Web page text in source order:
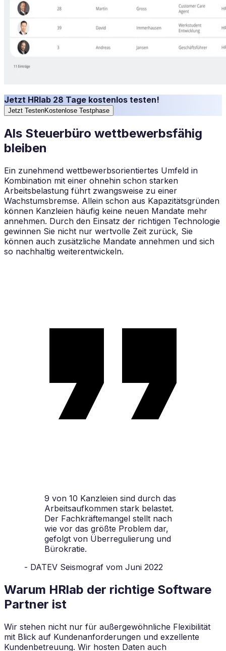
Jetzt HRlab 28 Tage kostenlos testen!
Jetzt TestenKostenlose Testphase
Als Steuerbüro wettbewerbsfähig
bleiben
Ein zunehmend wettbewerbsorientiertes Umfeld in
Kombination mit einer ohnehin schon starken
Arbeitsbelastung führt zwangsweise zu einer
Wachstumsbremse. Allein schon aus Kapazitätsgründen
können Kanzleien häufig keine neuen Mandate mehr
annehmen. Durch den Einsatz der richtigen Technologie
gewinnen Sie nicht nur wertvolle Zeit zurück, Sie
können auch zusätzliche Mandate annehmen und sich
so nachhaltig weiterentwickeln.
9 von 10 Kanzleien sind durch das
Arbeitsaufkommen stark belastet.
Der Fachkräftemangel stellt nach
wie vor das größte Problem dar,
gefolgt von Überregulierung und
Bürokratie.
- DATEV Seismograf vom Juni 2022
Warum HRlab der richtige Software
Partner ist
Wir stehen nicht nur für außergewöhnliche Flexibilität
mit Blick auf Kundenanforderungen und exzellente
Kundenbetreuung. Wir hosten Daten auch